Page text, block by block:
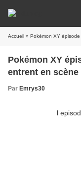
Accueil » Pokémon XY épisode 65
Pokémon XY épisode 65 – Kameiru et Raichu
entrent en
Par Emrys30
l